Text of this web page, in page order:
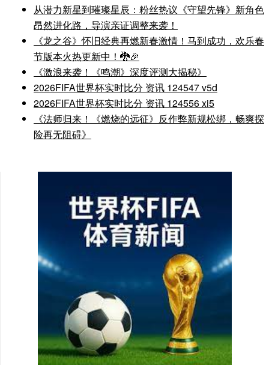
从潜力新星到璀璨星辰：粉丝热议《守望先锋》新角色
昂然进化路，导演亲证调整来袭！
《龙之谷》怀旧经典再燃新春激情！马到成功，欢乐春
节版本火热更新中！🐉🎉
《激浪来袭！《鸣潮》深度评测大揭秘》
2026FIFA世界杯实时比分 资讯 124547 v5d
2026FIFA世界杯实时比分 资讯 124556 xi5
《法师归来！《燃烧的远征》反作弊新规松绑，畅爽探
险再无阻碍》